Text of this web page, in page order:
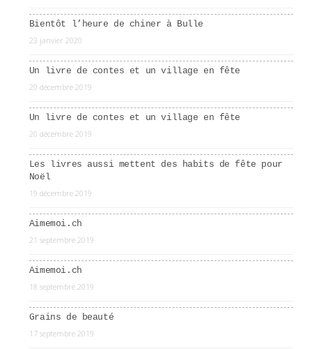
Bientôt l’heure de chiner à Bulle
23 janvier 2020
Un livre de contes et un village en fête
20 décembre 2019
Un livre de contes et un village en fête
20 décembre 2019
Les livres aussi mettent des habits de fête pour
Noël
19 décembre 2019
Aimemoi.ch
21 septembre 2019
Aimemoi.ch
18 septembre 2019
Grains de beauté
17 septembre 2019